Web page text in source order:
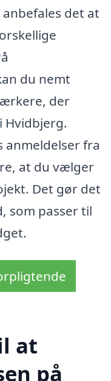
det at
du nemt
der
Hvidbjerg.
anmeldelser fra
at du vælger
Det gør det
som passer til
at
på